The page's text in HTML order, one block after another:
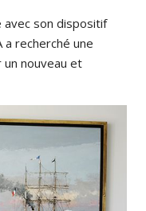
avec son dispositif
recherché une
nouveau et